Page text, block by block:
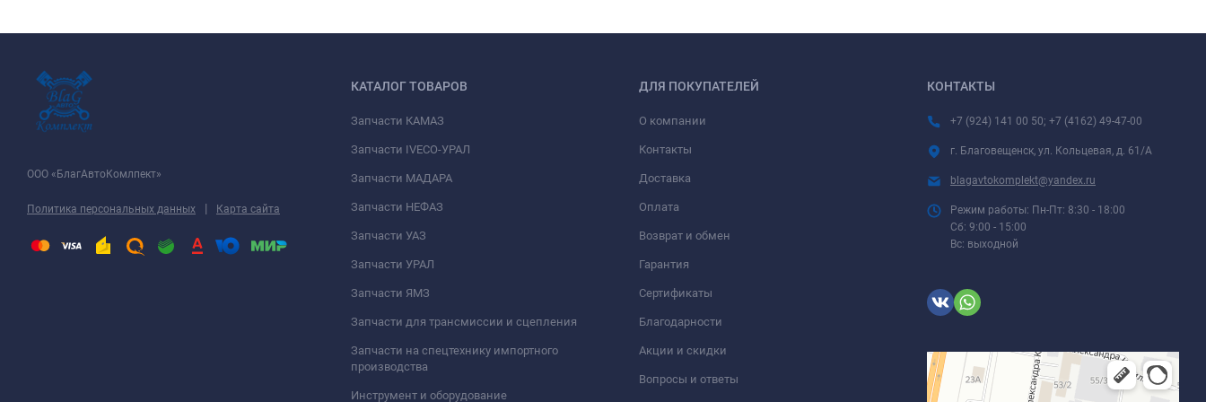
ООО «БлагАвтоКомлпект»
Политика персональных данных | Карта сайта
КАТАЛОГ ТОВАРОВ
Запчасти КАМАЗ
Запчасти IVECO-УРАЛ
Запчасти МАДАРА
Запчасти НЕФАЗ
Запчасти УАЗ
Запчасти УРАЛ
Запчасти ЯМЗ
Запчасти для трансмиссии и сцепления
Запчасти на спецтехнику импортного
производства
Инструмент и оборудование
ДЛЯ ПОКУПАТЕЛЕЙ
О компании
Контакты
Доставка
Оплата
Возврат и обмен
Гарантия
Сертификаты
Благодарности
Акции и скидки
Вопросы и ответы
КОНТАКТЫ
+7 (924) 141 00 50; +7 (4162) 49-47-00
г. Благовещенск, ул. Кольцевая, д. 61/А
blagavtokomplekt@yandex.ru
Режим работы: Пн-Пт: 8:30 - 18:00
Сб: 9:00 - 15:00
Вс: выходной